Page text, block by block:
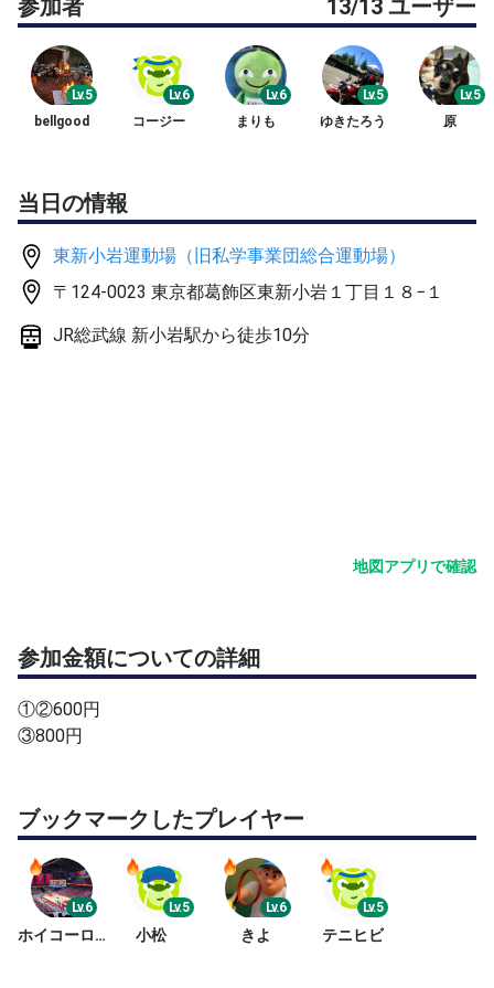
◎早い打球平気な方、体力のある方、走れる方を希望しま
す。
◆進行にご協力頂ける方
◆ミスや勝敗にこだわらず楽しんでプレイしてくださる方
♦︎隣りのコートへの玉拾いの時しっかりとお礼が言える方
《開催内容》
20分程度のアップ後、5ゲーム消化または4ゲーム先取、
ノーアドで乱数表でペアを変えながらゲームを進めていき
ます。
②13-15時の方はアップはゲーム前のサーブ練のみです。
進行の都合、ご了承お願いします。
練習ボール、ニューボール4個を用意します。
使用後主催者回収します。
《設備》
更衣室、シャワー 有料駐車場80台
JR総武線 新小岩駅北口より徒歩7分
（スカイデッキたつみ経由）
《その他》
・ご都合が悪くなった場合や遅れる場合は、ベアチャット
などで早めに連絡をお願いします。
参加者 13/13 ユーザー
Lv.5
bellgood
Lv.6
コージー
Lv.6
まりも
Lv.5
ゆきたろう
Lv.5
原
当日の情報
東新小岩運動場（旧私学事業団総合運動場）
〒124-0023 東京都葛飾区東新小岩１丁目１８−１
JR総武線 新小岩駅から徒歩10分
地図アプリで確認
参加金額についての詳細
①②600円
③800円
ブックマークしたプレイヤー
Lv.6
ホイコーロー
Lv.5
小松
Lv.6
きよ
Lv.5
テニヒビ